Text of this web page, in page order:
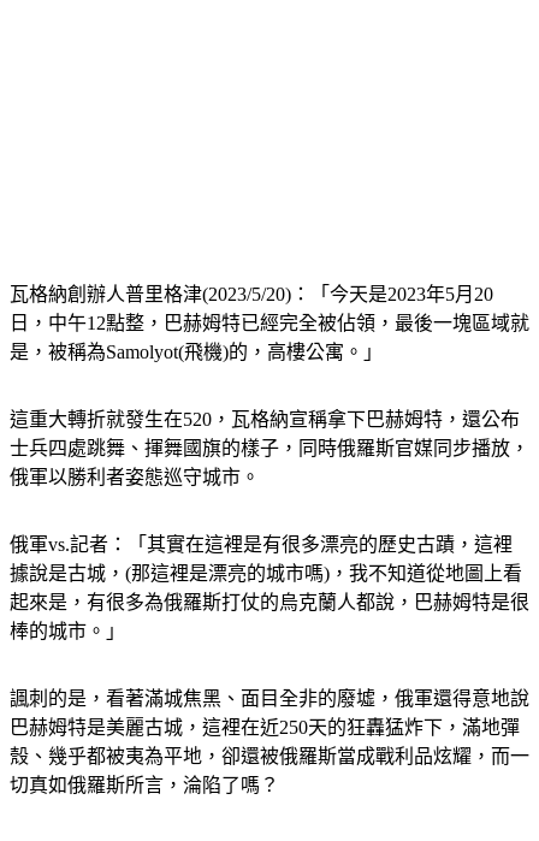
瓦格納創辦人普里格津(2023/5/20)：「今天是2023年5月20
日，中午12點整，巴赫姆特已經完全被佔領，最後一塊區域就
是，被稱為Samolyot(飛機)的，高樓公寓。」
這重大轉折就發生在520，瓦格納宣稱拿下巴赫姆特，還公布
士兵四處跳舞、揮舞國旗的樣子，同時俄羅斯官媒同步播放，
俄軍以勝利者姿態巡守城市。
俄軍vs.記者：「其實在這裡是有很多漂亮的歷史古蹟，這裡
據說是古城，(那這裡是漂亮的城市嗎)，我不知道從地圖上看
起來是，有很多為俄羅斯打仗的烏克蘭人都說，巴赫姆特是很
棒的城市。」
諷刺的是，看著滿城焦黑、面目全非的廢墟，俄軍還得意地說
巴赫姆特是美麗古城，這裡在近250天的狂轟猛炸下，滿地彈
殼、幾乎都被夷為平地，卻還被俄羅斯當成戰利品炫耀，而一
切真如俄羅斯所言，淪陷了嗎？